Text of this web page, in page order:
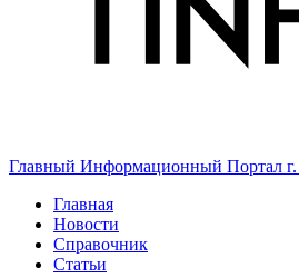
Главный Информационный Портал г.
Главная
Новости
Справочник
Статьи